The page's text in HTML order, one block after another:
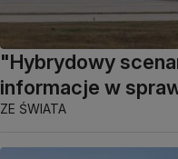
"Hybrydowy
informacje w
ZE ŚWIATA